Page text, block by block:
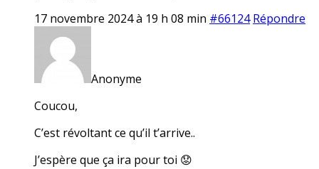
17 novembre 2024 à 19 h 08 min #66124 Répondre
Anonyme
Coucou,
C’est révoltant ce qu’il t’arrive..
J’espère que ça ira pour toi 😟